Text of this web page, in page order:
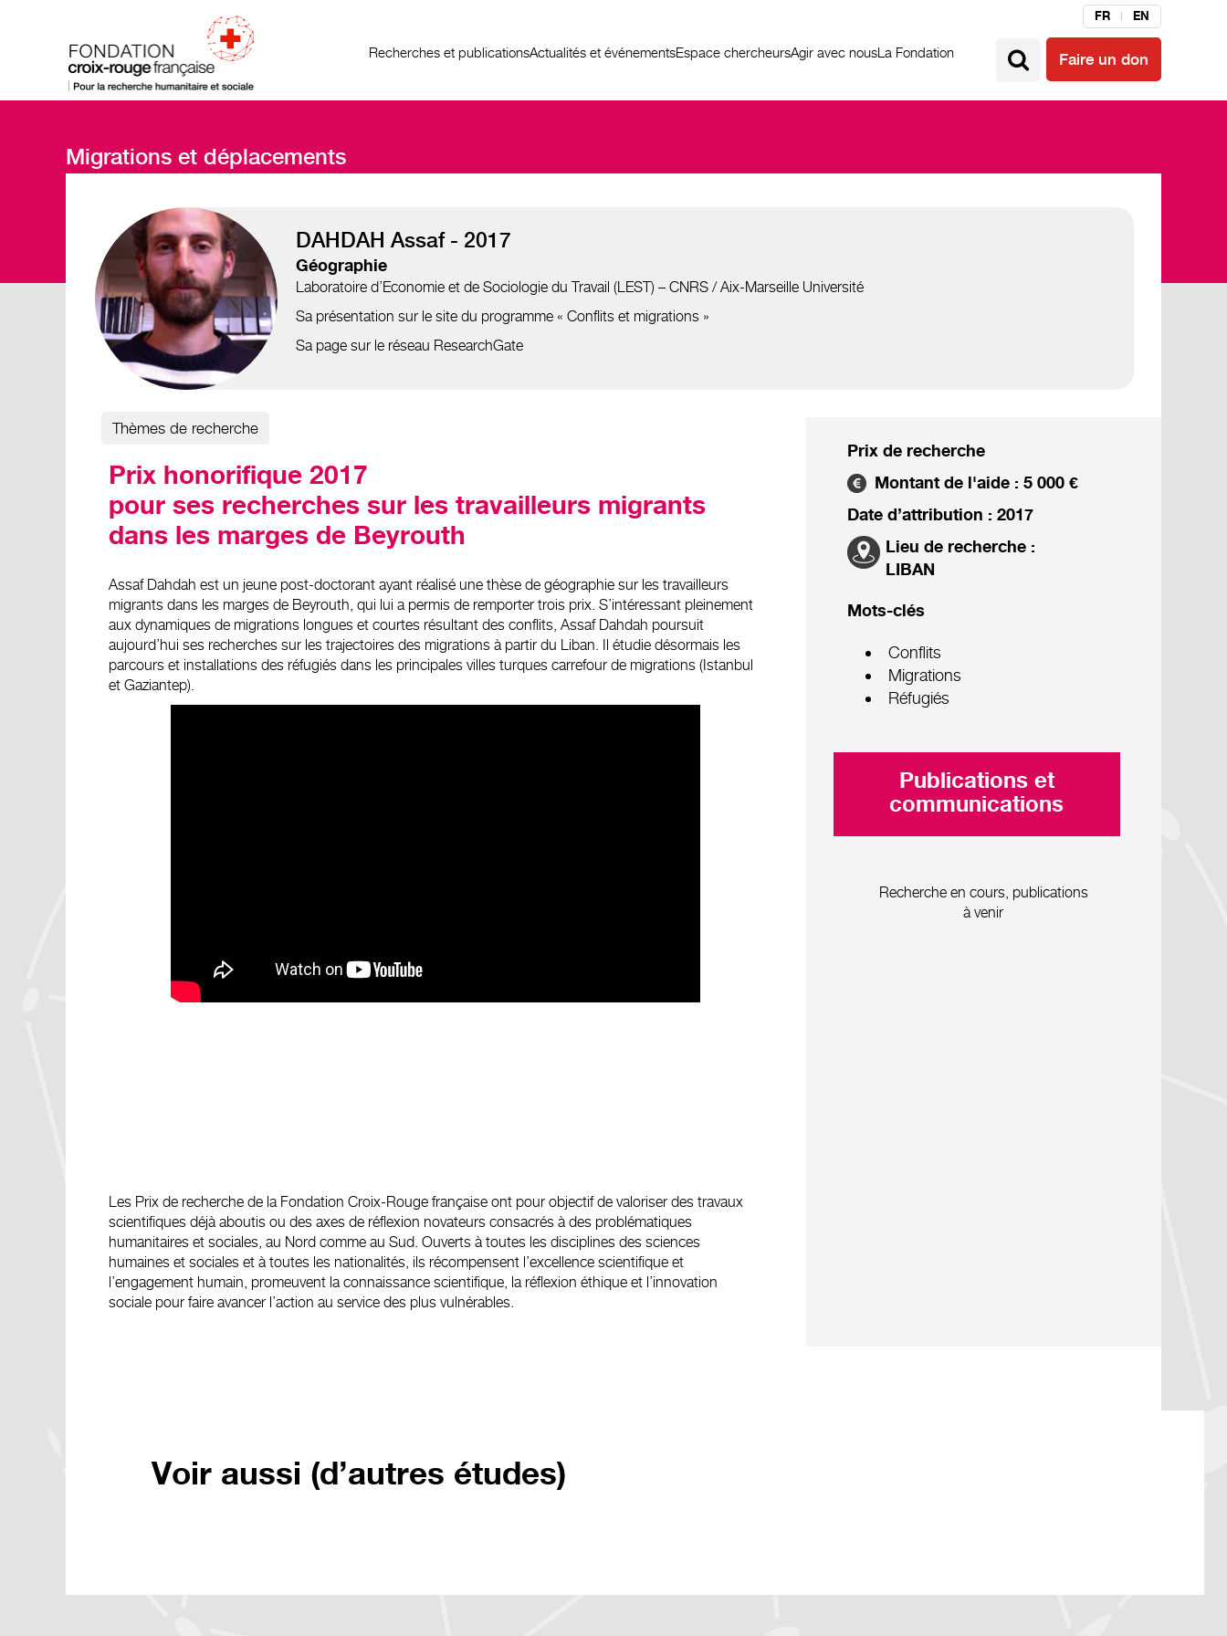
FR EN
Recherches et publicationsActualités et événementsEspace chercheursAgir avec nousLa Fondation Faire un don
Migrations et déplacements
DAHDAH Assaf - 2017
Géographie
Laboratoire d’Economie et de Sociologie du Travail (LEST) – CNRS / Aix-Marseille Université
Sa présentation sur le site du programme « Conflits et migrations »
Sa page sur le réseau ResearchGate
Thèmes de recherche
Prix honorifique 2017
pour ses recherches sur les travailleurs migrants
dans les marges de Beyrouth
Assaf Dahdah est un jeune post-doctorant ayant réalisé une thèse de géographie sur les travailleurs
migrants dans les marges de Beyrouth, qui lui a permis de remporter trois prix. S’intéressant pleinement
aux dynamiques de migrations longues et courtes résultant des conflits, Assaf Dahdah poursuit
aujourd’hui ses recherches sur les trajectoires des migrations à partir du Liban. Il étudie désormais les
parcours et installations des réfugiés dans les principales villes turques carrefour de migrations (Istanbul
et Gaziantep).
Les Prix de recherche de la Fondation Croix-Rouge française ont pour objectif de valoriser des travaux
scientifiques déjà aboutis ou des axes de réflexion novateurs consacrés à des problématiques
humanitaires et sociales, au Nord comme au Sud. Ouverts à toutes les disciplines des sciences
humaines et sociales et à toutes les nationalités, ils récompensent l’excellence scientifique et
l’engagement humain, promeuvent la connaissance scientifique, la réflexion éthique et l’innovation
sociale pour faire avancer l’action au service des plus vulnérables.
Prix de recherche
Montant de l'aide : 5 000 €
Date d’attribution : 2017
Lieu de recherche :
LIBAN
Mots-clés
Conflits
Migrations
Réfugiés
Publications et
communications
Recherche en cours, publications
à venir
Voir aussi (d’autres études)